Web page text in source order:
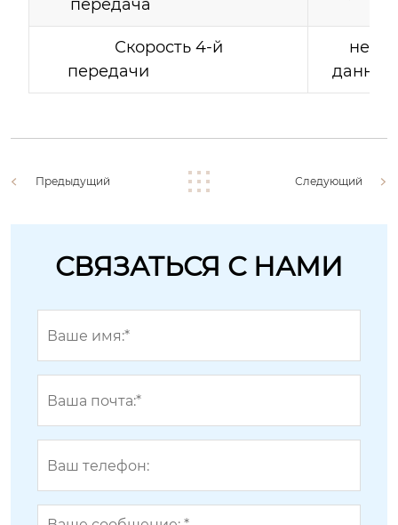
передача
Скорость 4-й
передачи
нет
данных
Предыдущий Следующий
СВЯЗАТЬСЯ С НАМИ